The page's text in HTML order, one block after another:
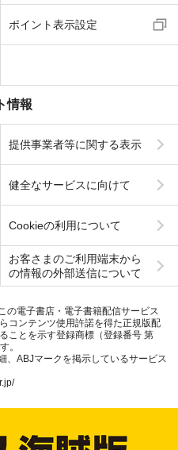
ポイント表示設定
情報
提供事業者等に関する表示
健全なサービスに向けて
Cookieの利用について
お客さまのご利用端末から
の情報の外部送信について
の電子書店・電子書籍配信サービス
コンテンツ使用許諾を得た正規版配
ことを示す登録商標（登録番号 第
。
、ABJマークを掲示しているサービス